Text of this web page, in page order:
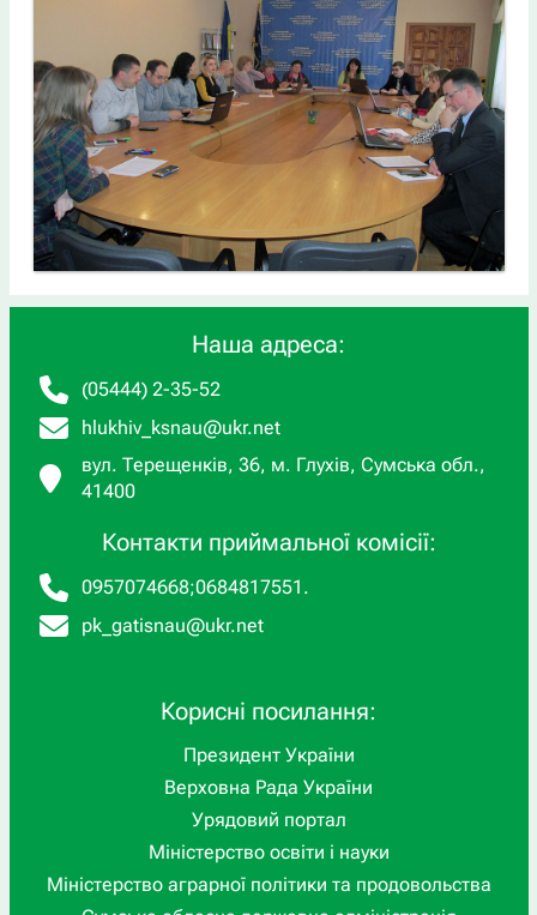
Наша адреса:
(05444) 2-35-52
hlukhiv_ksnau@ukr.net
вул. Терещенків, 36, м. Глухів, Сумська обл.,
41400
Контакти приймальної комісії:
0957074668;0684817551 .
pk_gatisnau@ukr.net
Корисні посилання:
Президент України
Верховна Рада України
Урядовий портал
Міністерство освіти і науки
Міністерство аграрної політики та продовольства